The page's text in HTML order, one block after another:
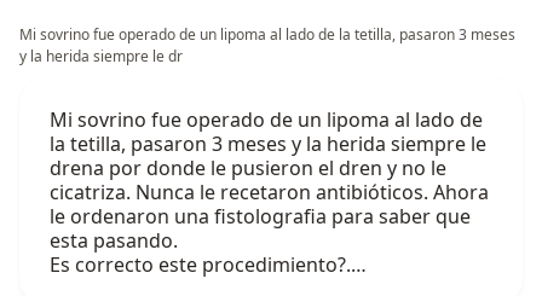
Mi sovrino fue operado de un lipoma al lado de la tetilla, pasaron 3 meses
y la herida siempre le dr
Mi sovrino fue operado de un lipoma al lado de
la tetilla, pasaron 3 meses y la herida siempre le
drena por donde le pusieron el dren y no le
cicatriza. Nunca le recetaron antibióticos. Ahora
le ordenaron una fistolografia para saber que
esta pasando.
Es correcto este procedimiento?.…